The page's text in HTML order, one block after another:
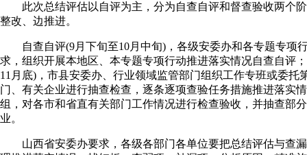
此次总结评估以自评为主，分为自查自评和督查验收两个
整改、边推进。
自查自评(9月下旬至10月中旬)，各级安委办和各专题专项
求，组织开展本地区、本专题专项行动推进落实情况自查自评
11月底)，市县安委办、行业领域监管部门组织工作专班或委托
门、有关企业进行抽查检查，逐条逐项查验任务措施推进落实
组，对各市和省直有关部门工作情况进行检查验收，并抽查部
业。
山西省安委办要求，各级各部门各单位要把总结评估与查